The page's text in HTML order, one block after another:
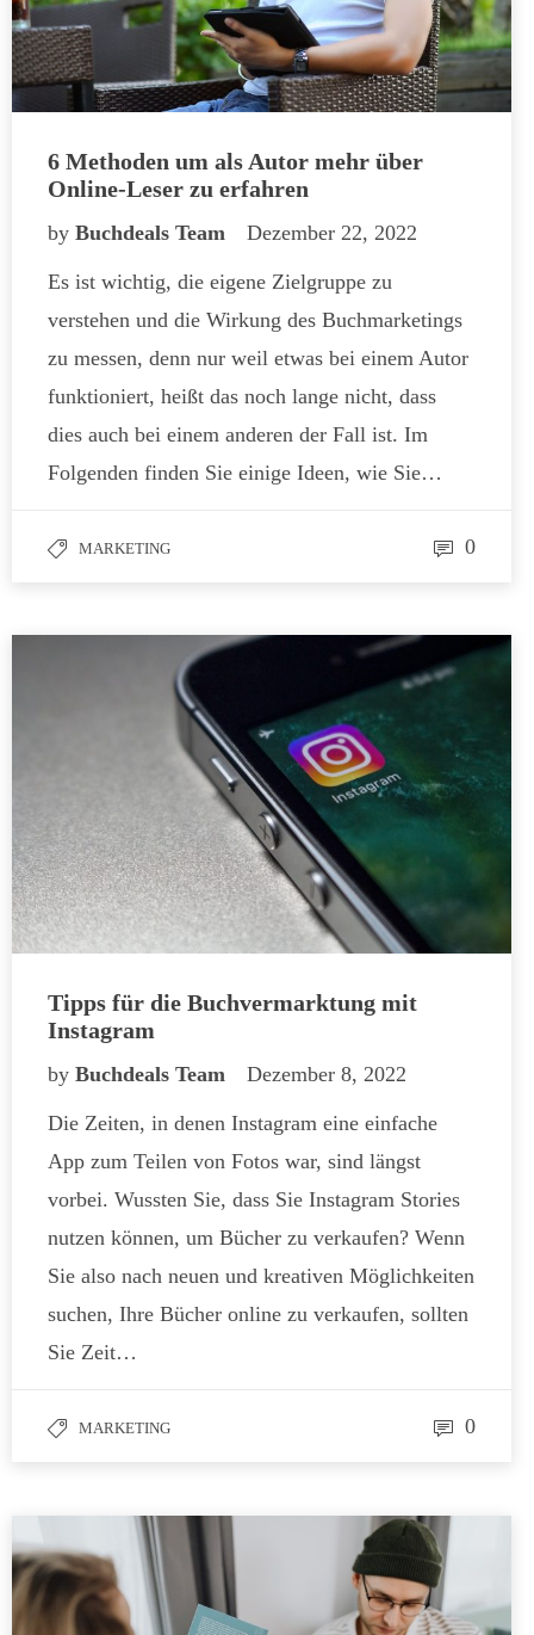
6 Methoden um als Autor mehr über
Online-Leser zu erfahren
byBuchdeals Team Dezember 22, 2022
Es ist wichtig, die eigene Zielgruppe zu
verstehen und die Wirkung des Buchmarketings
zu messen, denn nur weil etwas bei einem Autor
funktioniert, heißt das noch lange nicht, dass
dies auch bei einem anderen der Fall ist. Im
Folgenden finden Sie einige Ideen, wie Sie…
MARKETING 0
Tipps für die Buchvermarktung mit
Instagram
byBuchdeals Team Dezember 8, 2022
Die Zeiten, in denen Instagram eine einfache
App zum Teilen von Fotos war, sind längst
vorbei. Wussten Sie, dass Sie Instagram Stories
nutzen können, um Bücher zu verkaufen? Wenn
Sie also nach neuen und kreativen Möglichkeiten
suchen, Ihre Bücher online zu verkaufen, sollten
Sie Zeit…
MARKETING 0